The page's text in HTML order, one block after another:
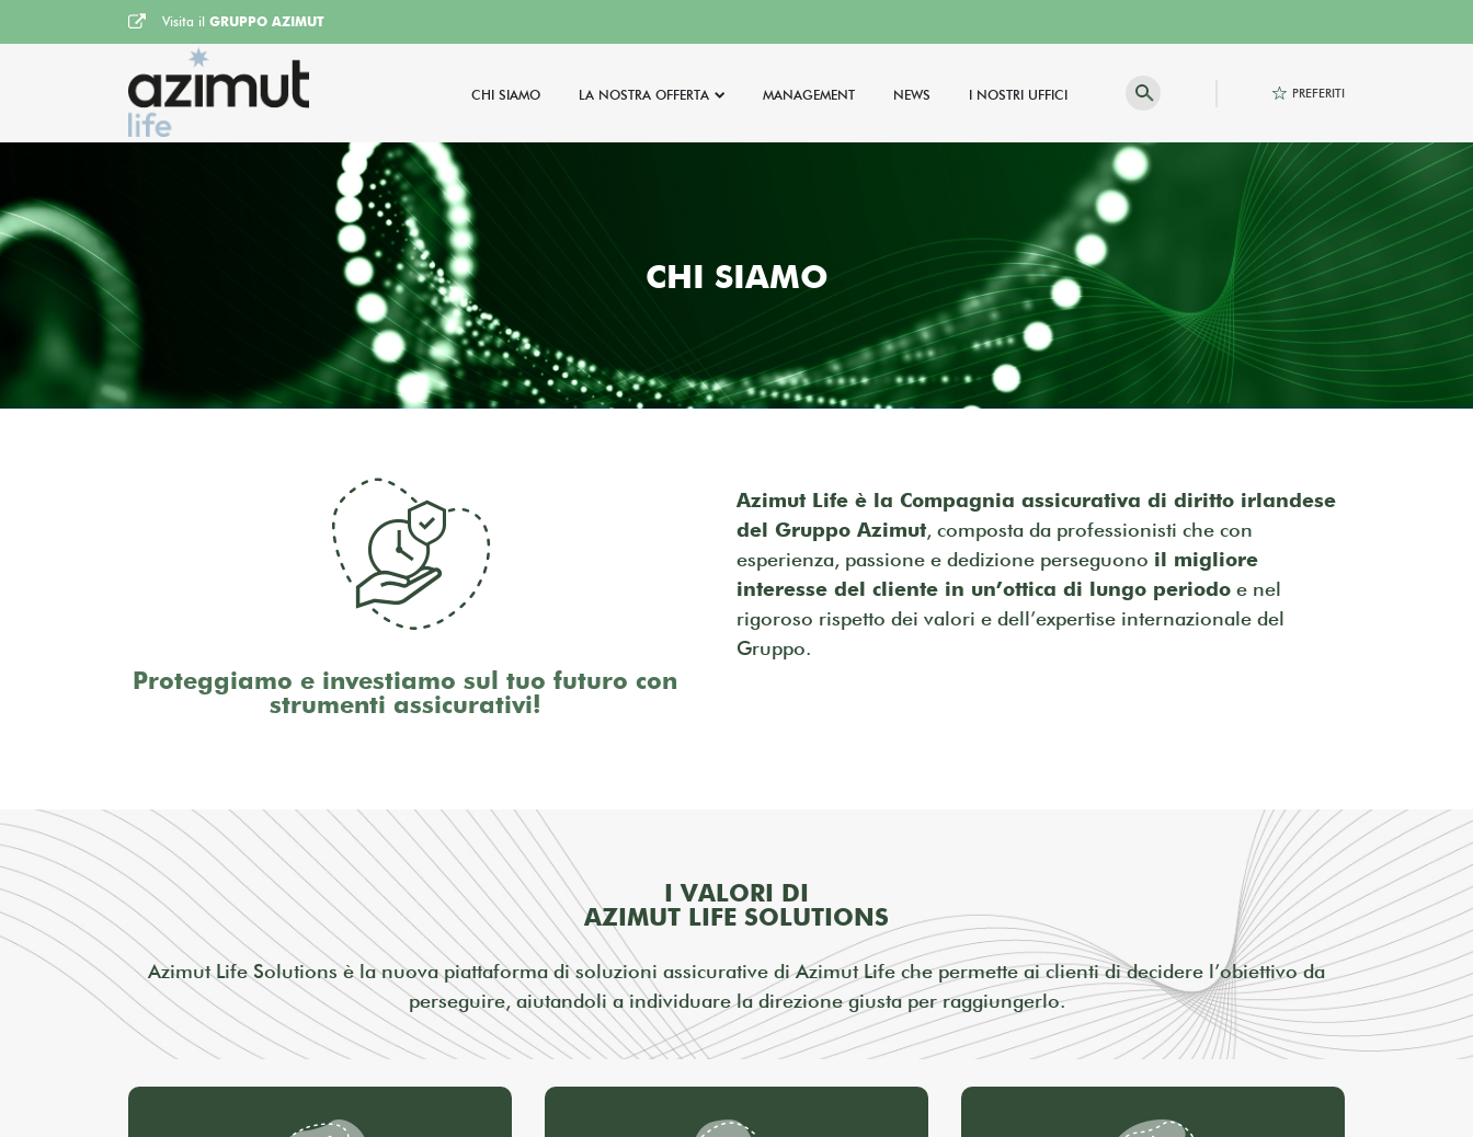
Visita il GRUPPO AZIMUT
CHI SIAMO LA NOSTRA OFFERTA MANAGEMENT NEWS I NOSTRI UFFICI PREFERITI
CHI SIAMO
Proteggiamo e investiamo sul tuo futuro con
strumenti assicurativi!
Azimut Life è la Compagnia assicurativa di diritto irlandese
del Gruppo Azimut, composta da professionisti che con
esperienza, passione e dedizione perseguono il migliore
interesse del cliente in un’ottica di lungo periodo e nel
rigoroso rispetto dei valori e dell’expertise internazionale del
Gruppo.
I VALORI DI
AZIMUT LIFE SOLUTIONS
Azimut Life Solutions è la nuova piattaforma di soluzioni assicurative di Azimut Life che permette ai clienti di decidere l’obiettivo da
perseguire, aiutandoli a individuare la direzione giusta per raggiungerlo.